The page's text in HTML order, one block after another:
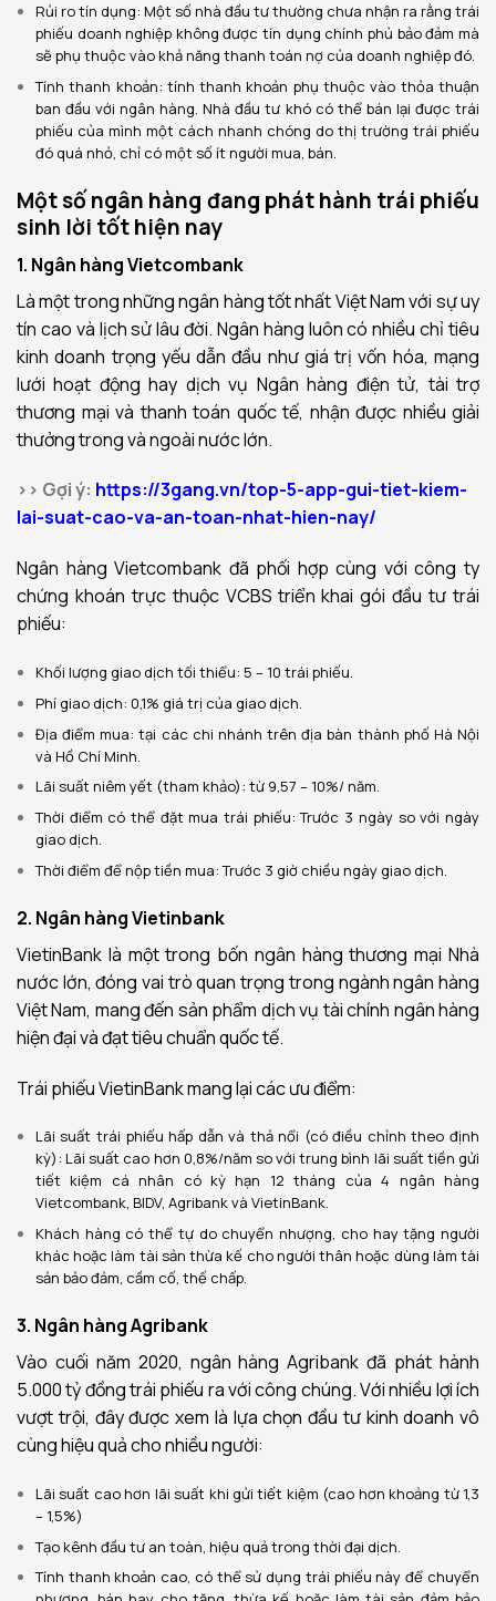
Rủi ro tín dụng: Một số nhà đầu tư thường chưa nhận ra rằng trái
phiếu doanh nghiệp không được tín dụng chính phủ bảo đảm mà
sẽ phụ thuộc vào khả năng thanh toán nợ của doanh nghiệp đó.
Tính thanh khoản: tính thanh khoản phụ thuộc vào thỏa thuận
ban đầu với ngân hàng. Nhà đầu tư khó có thể bán lại được trái
phiếu của mình một cách nhanh chóng do thị trường trái phiếu
đó quá nhỏ, chỉ có một số ít người mua, bán.
Một số ngân hàng đang phát hành trái phiếu
sinh lời tốt hiện nay
1. Ngân hàng Vietcombank
Là một trong những ngân hàng tốt nhất Việt Nam với sự uy
tín cao và lịch sử lâu đời. Ngân hàng luôn có nhiều chỉ tiêu
kinh doanh trọng yếu dẫn đầu như giá trị vốn hóa, mạng
lưới hoạt động hay dịch vụ Ngân hàng điện tử, tài trợ
thương mại và thanh toán quốc tế, nhận được nhiều giải
thưởng trong và ngoài nước lớn.
>> Gợi ý: https://3gang.vn/top-5-app-gui-tiet-kiem-
lai-suat-cao-va-an-toan-nhat-hien-nay/
Ngân hàng Vietcombank đã phối hợp cùng với công ty
chứng khoán trực thuộc VCBS triển khai gói đầu tư trái
phiếu:
Khối lượng giao dịch tối thiểu: 5 – 10 trái phiếu.
Phí giao dịch: 0,1% giá trị của giao dịch.
Địa điểm mua: tại các chi nhánh trên địa bàn thành phố Hà Nội
và Hồ Chí Minh.
Lãi suất niêm yết (tham khảo): từ 9,57 – 10%/ năm.
Thời điểm có thể đặt mua trái phiếu: Trước 3 ngày so với ngày
giao dịch.
Thời điểm để nộp tiền mua: Trước 3 giờ chiều ngày giao dịch.
2. Ngân hàng Vietinbank
VietinBank là một trong bốn ngân hàng thương mại Nhà
nước lớn, đóng vai trò quan trọng trong ngành ngân hàng
Việt Nam, mang đến sản phẩm dịch vụ tài chính ngân hàng
hiện đại và đạt tiêu chuẩn quốc tế.
Trái phiếu VietinBank mang lại các ưu điểm:
Lãi suất trái phiếu hấp dẫn và thả nổi (có điều chỉnh theo định
kỳ): Lãi suất cao hơn 0,8%/năm so với trung bình lãi suất tiền gửi
tiết kiệm cá nhân có kỳ hạn 12 tháng của 4 ngân hàng
Vietcombank, BIDV, Agribank và VietinBank.
Khách hàng có thể tự do chuyển nhượng, cho hay tặng người
khác hoặc làm tài sản thừa kế cho người thân hoặc dùng làm tài
sản bảo đảm, cầm cố, thế chấp.
3. Ngân hàng Agribank
Vào cuối năm 2020, ngân hàng Agribank đã phát hành
5.000 tỷ đồng trái phiếu ra với công chúng. Với nhiều lợi ích
vượt trội, đây được xem là lựa chọn đầu tư kinh doanh vô
cùng hiệu quả cho nhiều người:
Lãi suất cao hơn lãi suất khi gửi tiết kiệm (cao hơn khoảng từ 1,3
– 1,5%)
Tạo kênh đầu tư an toàn, hiệu quả trong thời đại dịch.
Tính thanh khoản cao, có thể sử dụng trái phiếu này để chuyển